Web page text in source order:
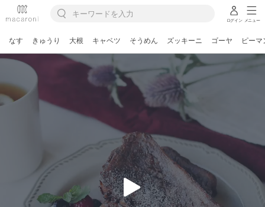
ログイン メニュー
なす きゅうり 大根 キャベツ そうめん ズッキーニ ゴーヤ ピーマ